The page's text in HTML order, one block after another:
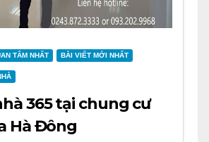
TÂM NHẤT BÀI VIẾT MỚI NHẤT
365 tại chung cư
Hà Đông